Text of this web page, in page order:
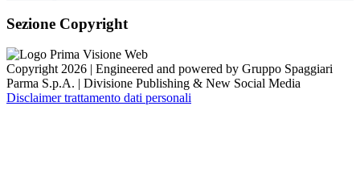
Sezione Copyright
Copyright 2026 | Engineered and powered by Gruppo Spaggiari
Parma S.p.A. | Divisione Publishing & New Social Media
Disclaimer trattamento dati personali